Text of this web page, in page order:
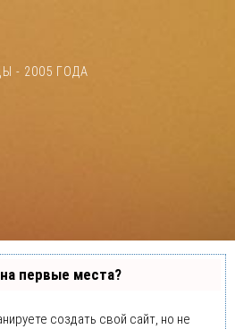
- 2005 ГОДА
первые места?
создать свой сайт, но не